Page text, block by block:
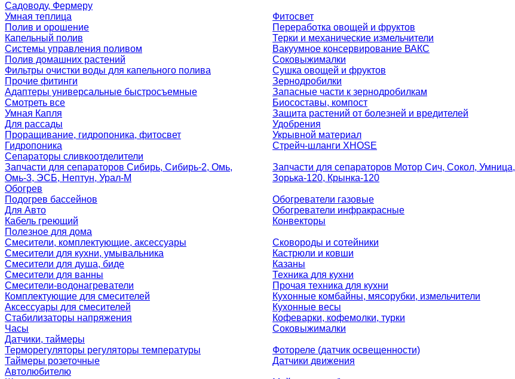
Садоводу, Фермеру
Умная теплица
Полив и орошение
Капельный полив
Системы управления поливом
Полив домашних растений
Фильтры очистки воды для капельного полива
Прочие фитинги
Адаптеры универсальные быстросъемные
Смотреть все
Умная Капля
Для рассады
Проращивание, гидропоника, фитосвет
Гидропоника
Фитосвет
Переработка овощей и фруктов
Терки и механические измельчители
Вакуумное консервирование ВАКС
Соковыжималки
Сушка овощей и фруктов
Зернодробилки
Запасные части к зернодробилкам
Биосоставы, компост
Защита растений от болезней и вредителей
Удобрения
Укрывной материал
Стрейч-шланги XHOSE
Сепараторы сливкоотделители
Запчасти для сепараторов Сибирь, Сибирь-2, Омь,
Омь-3, ЭСБ, Нептун, Урал-М
Запчасти для сепараторов Мотор Сич, Сокол, Умница,
Зорька-120, Крынка-120
Обогрев
Подогрев бассейнов
Для Авто
Кабель греющий
Обогреватели газовые
Обогреватели инфракрасные
Конвекторы
Полезное для дома
Смесители, комплектующие, аксессуары
Смесители для кухни, умывальника
Смесители для душа, биде
Смесители для ванны
Смесители-водонагреватели
Комплектующие для смесителей
Аксессуары для смесителей
Стабилизаторы напряжения
Часы
Сковороды и сотейники
Кастрюли и ковши
Казаны
Техника для кухни
Прочая техника для кухни
Кухонные комбайны, мясорубки, измельчители
Кухонные весы
Кофеварки, кофемолки, турки
Соковыжималки
Датчики, таймеры
Терморегуляторы регуляторы температуры
Таймеры розеточные
Фотореле (датчик освещенности)
Датчики движения
Автолюбителю